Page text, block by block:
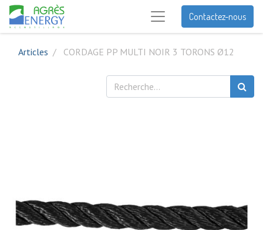
Contactez-nous
Articles CORDAGE PP MULTI NOIR 3 TORONS Ø12